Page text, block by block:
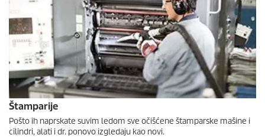
Štamparije
Pošto ih naprskate suvim ledom sve očišćene štamparske mašine i
cilindri, alati i dr. ponovo izgledaju kao novi.